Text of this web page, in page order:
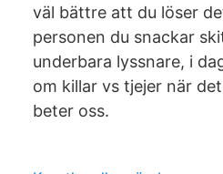
väl bättre att du löser
personen du snackar
underbara lyssnare, i
om killar vs tjejer när
beter oss.